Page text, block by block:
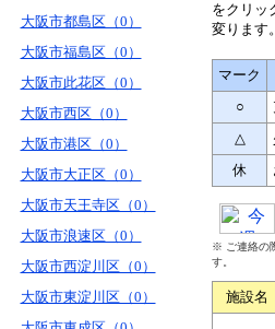
大阪市都島区（0）
大阪市福島区（0）
大阪市此花区（0）
大阪市西区（0）
大阪市港区（0）
大阪市大正区（0）
大阪市天王寺区（0）
大阪市浪速区（0）
大阪市西淀川区（0）
大阪市東淀川区（0）
をクリッ
変ります。
マーク
○
△
休
※ ご連絡の
す。
施設名